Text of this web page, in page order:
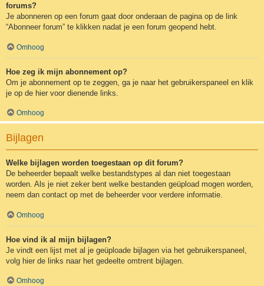
forums?
Je abonneren op een forum gaat door onderaan de pagina op de link
“Abonneer forum” te klikken nadat je een forum geopend hebt.
Omhoog
Hoe zeg ik mijn abonnement op?
Om je abonnement op te zeggen, ga je naar het gebruikerspaneel en klik
je op de hier voor dienende links.
Omhoog
Bijlagen
Welke bijlagen worden toegestaan op dit forum?
De beheerder bepaalt welke bestandstypes al dan niet toegestaan
worden. Als je niet zeker bent welke bestanden geüpload mogen worden,
neem dan contact op met de beheerder voor verdere informatie.
Omhoog
Hoe vind ik al mijn bijlagen?
Je vindt een lijst met al je geüploade bijlagen via het gebruikerspaneel,
volg hier de links naar het gedeelte omtrent bijlagen.
Omhoog